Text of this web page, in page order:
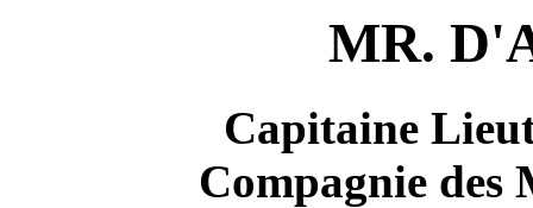
MR.
Capitaine
Compagnie des